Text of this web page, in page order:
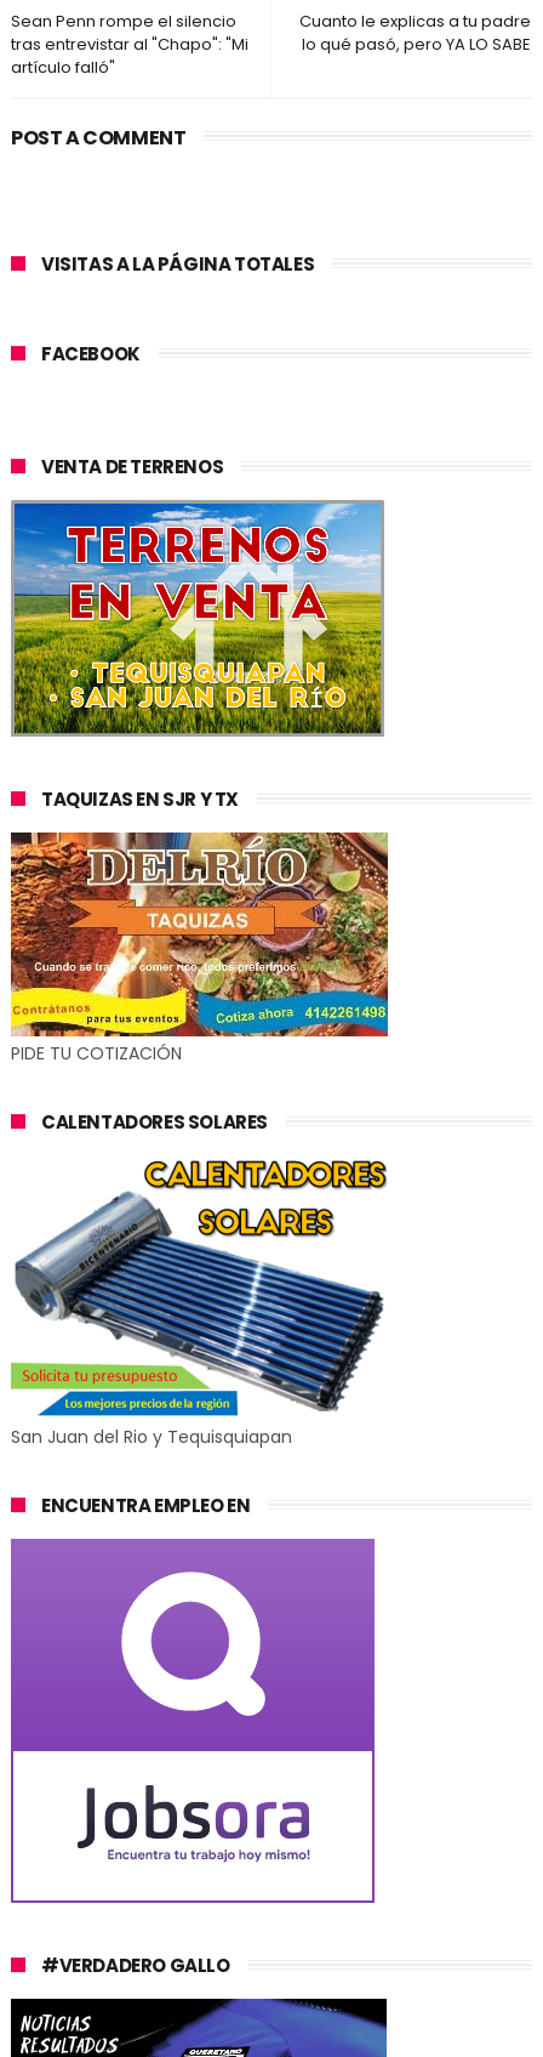
Cuanto le explicas a tu padre
lo qué pasó, pero YA LO SABE
Sean Penn rompe el silencio
tras entrevistar al "Chapo": "Mi
artículo falló"
POST A COMMENT
VISITAS A LA PÁGINA TOTALES
FACEBOOK
VENTA DE TERRENOS
TAQUIZAS EN SJR Y TX
PIDE TU COTIZACIÓN
CALENTADORES SOLARES
San Juan del Rio y Tequisquiapan
ENCUENTRA EMPLEO EN
#VERDADERO GALLO